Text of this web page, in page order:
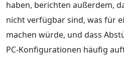
haben, berichten außerdem,
nicht verfügbar sind, was für
machen würde, und dass
PC-Konfigurationen häufig